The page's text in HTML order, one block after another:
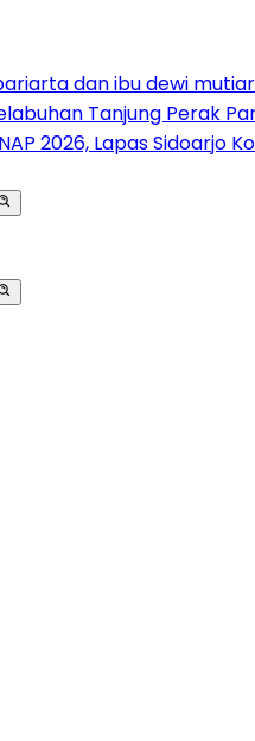
dan ibu dewi
Tanjung Perak
2026, Lapas